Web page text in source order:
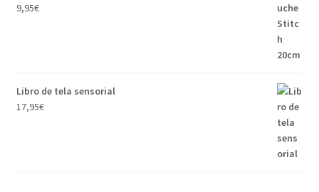
9,95€
Libro de tela sensorial
17,95€